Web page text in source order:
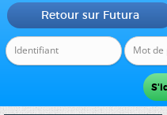
Retour sur Futura